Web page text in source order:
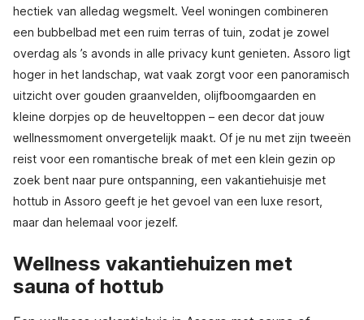
hectiek van alledag wegsmelt. Veel woningen combineren
een bubbelbad met een ruim terras of tuin, zodat je zowel
overdag als ’s avonds in alle privacy kunt genieten. Assoro ligt
hoger in het landschap, wat vaak zorgt voor een panoramisch
uitzicht over gouden graanvelden, olijfboomgaarden en
kleine dorpjes op de heuveltoppen – een decor dat jouw
wellnessmoment onvergetelijk maakt. Of je nu met zijn tweeën
reist voor een romantische break of met een klein gezin op
zoek bent naar pure ontspanning, een vakantiehuisje met
hottub in Assoro geeft je het gevoel van een luxe resort,
maar dan helemaal voor jezelf.
Wellness vakantiehuizen met
sauna of hottub